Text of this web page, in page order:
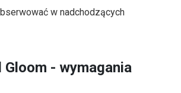
w nadchodzących
Gloom - wymagania